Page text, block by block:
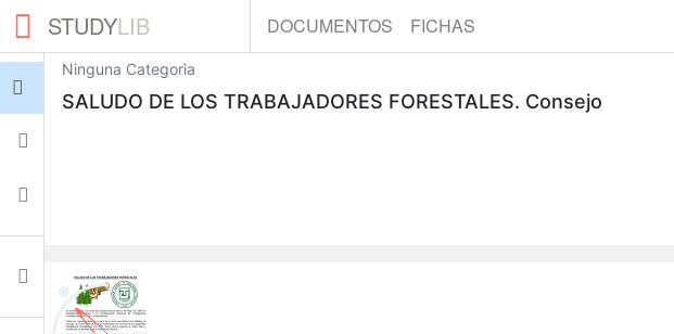
STUDYLIB DOCUMENTOS FICHAS
Documentos
Ninguna Categoria
SALUDO DE LOS TRABAJADORES FORESTALES. Consejo